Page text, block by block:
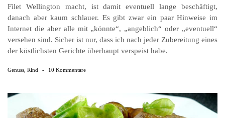
Filet Wellington macht, ist damit eventuell lange beschäftigt,
danach aber kaum schlauer. Es gibt zwar ein paar Hinweise im
Internet die aber alle mit „könnte“, „angeblich“ oder „eventuell“
versehen sind. Sicher ist nur, dass ich nach jeder Zubereitung eines
der köstlichsten Gerichte überhaupt verspeist habe.
Genuss Rind - 10 Kommentare